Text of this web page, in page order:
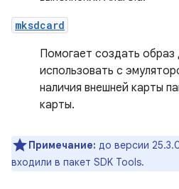
mksdcard
Помогает создать
использовать с
наличия внешней карты
карты.
Примечание: до версии
входили в пакет SDK Tools.